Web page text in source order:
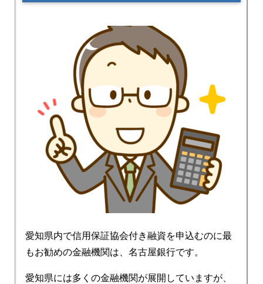
愛知県内で信用保証協会付き融資を申込むのに最
もお勧めの金融機関は、名古屋銀行です。
愛知県には多くの金融機関が展開していますが、